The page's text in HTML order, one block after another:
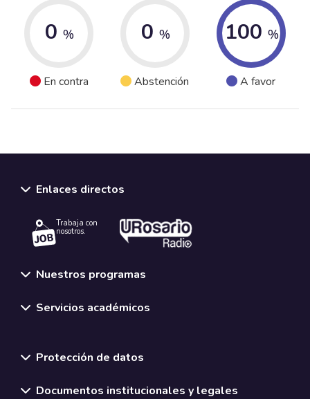
0 %
En contra
0 %
Abstención
100 %
A favor
Enlaces directos
Trabaja con
nosotros.
Nuestros programas
Servicios académicos
Protección de datos
Documentos institucionales y legales